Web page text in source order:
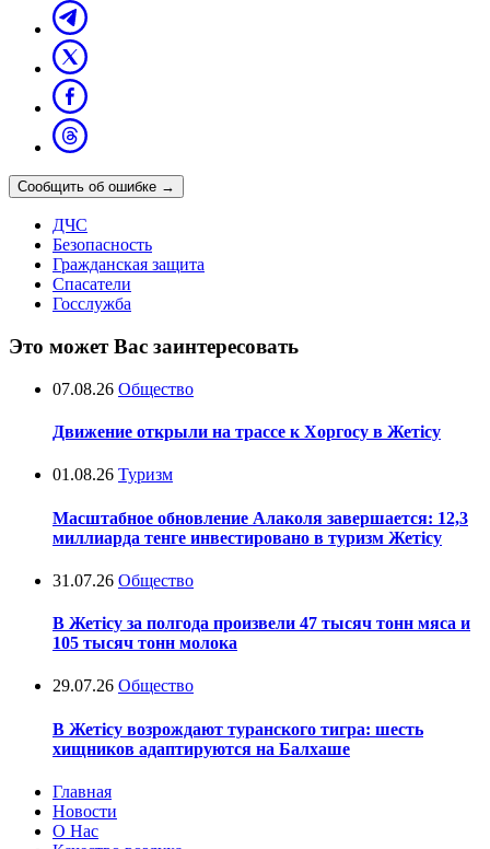
Сообщить об ошибке →
ДЧС
Безопасность
Гражданская защита
Спасатели
Госслужба
Это может Вас заинтересовать
07.08.26 Общество
Движение открыли на трассе к Хоргосу в Жетісу
01.08.26 Туризм
Масштабное обновление Алаколя завершается: 12,3
миллиарда тенге инвестировано в туризм Жетісу
31.07.26 Общество
В Жетісу за полгода произвели 47 тысяч тонн мяса и
105 тысяч тонн молока
29.07.26 Общество
В Жетісу возрождают туранского тигра: шесть
хищников адаптируются на Балхаше
Главная
Новости
О Нас